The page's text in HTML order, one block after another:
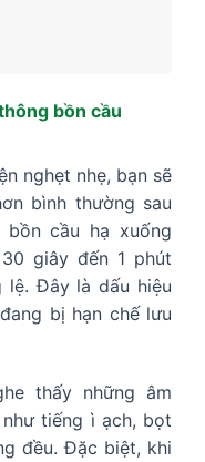
bồn cầu
nghẹt nhẹ, bạn sẽ
bình thường sau
cầu hạ xuống
giây đến 1 phút
lệ. Đây là dấu hiệu
bị hạn chế lưu
thấy những âm
tiếng ì ạch, bọt
đều. Đặc biệt, khi